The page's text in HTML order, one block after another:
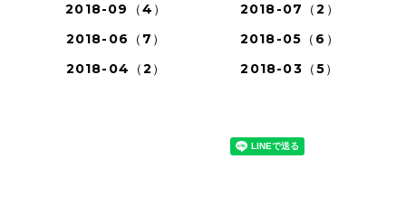
2018-09（4）
2018-07（2）
2018-06（7）
2018-05（6）
2018-04（2）
2018-03（5）